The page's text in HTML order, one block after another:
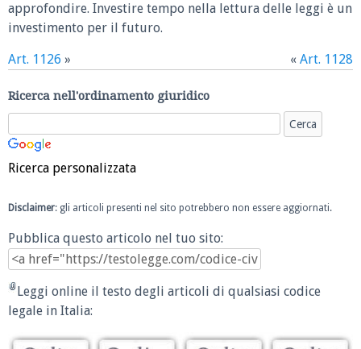
approfondire. Investire tempo nella lettura delle leggi è un
investimento per il futuro.
Art. 1126 » « Art. 1128
Ricerca nell'ordinamento giuridico
Ricerca personalizzata
Disclaimer: gli articoli presenti nel sito potrebbero non essere aggiornati.
Pubblica questo articolo nel tuo sito:
Leggi online il testo degli articoli di qualsiasi codice
legale in Italia: